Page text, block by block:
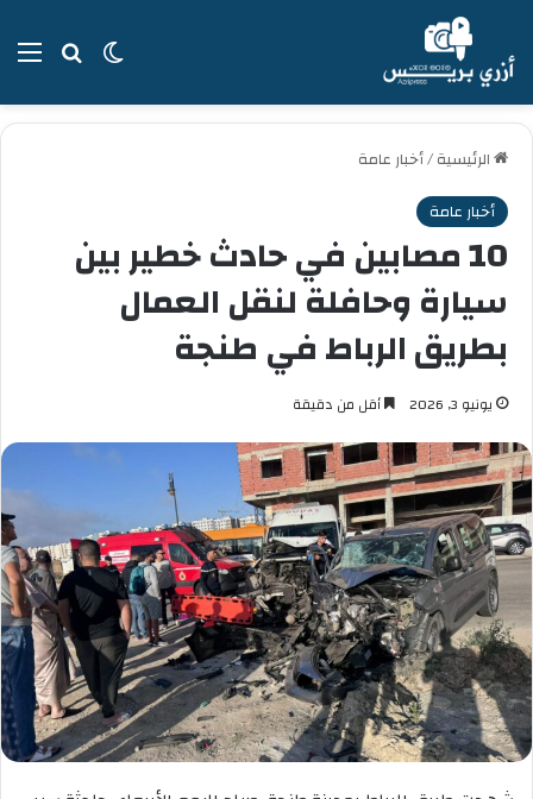
بحثالوضع
الرئيسية/أخبار عامة
أخبار عامة
10 مصابين في حادث خطير بين
سيارة وحافلة لنقل العمال
بطريق الرباط في طنجة
يونيو 3, 2026 أقل من دقيقة